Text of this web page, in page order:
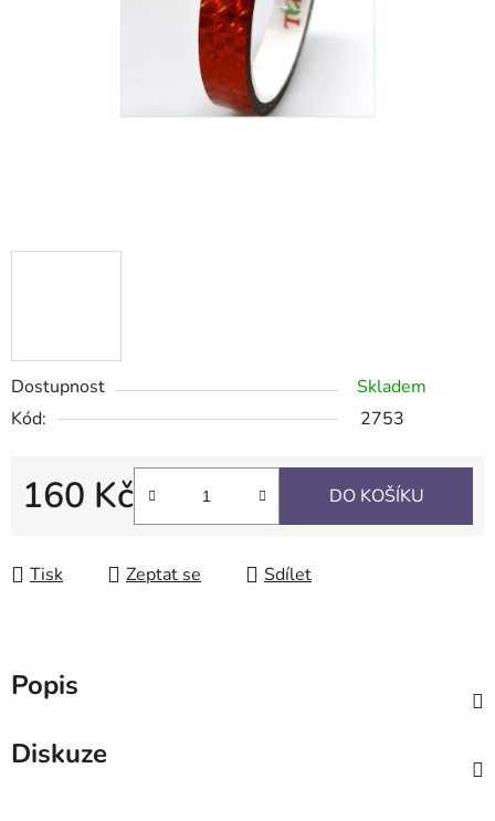
Dostupnost
Skladem
Kód:
2753
160 Kč DO KOŠÍKU
Tisk Zeptat se Sdílet
Popis
Diskuze